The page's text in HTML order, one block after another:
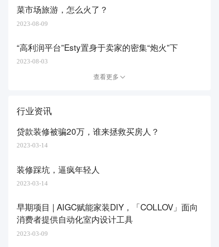
菜市场旅游，怎么火了？
2023-08-09
“高利润平台”Esty置身于卖家的密集“炮火”下
2023-08-03
查看更多
行业资讯
贷款装修被骗20万，谁来拯救买房人？
2023-03-14
装修踩坑，逼疯年轻人
2023-03-14
早期项目 | AIGC赋能家装DIY，「COLLOV」面向
消费者提供自动化室内设计工具
2023-03-09